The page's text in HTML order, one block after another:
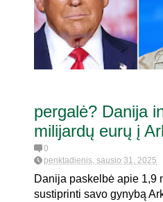
pergalė? Danija
milijardų eurų į
0
penktadienis, sausio 31, 2025
Danija paskelbė apie 1,9
sustiprinti savo gynybą